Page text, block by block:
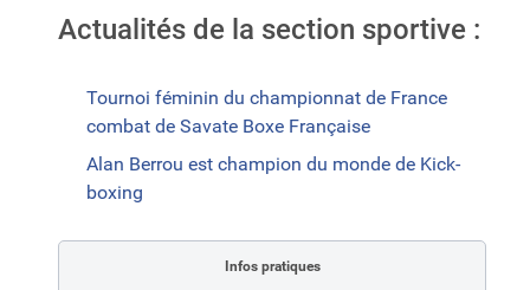
Actualités de la section sportive :
Tournoi féminin du championnat de France
combat de Savate Boxe Française
Alan Berrou est champion du monde de Kick-
boxing
Infos pratiques